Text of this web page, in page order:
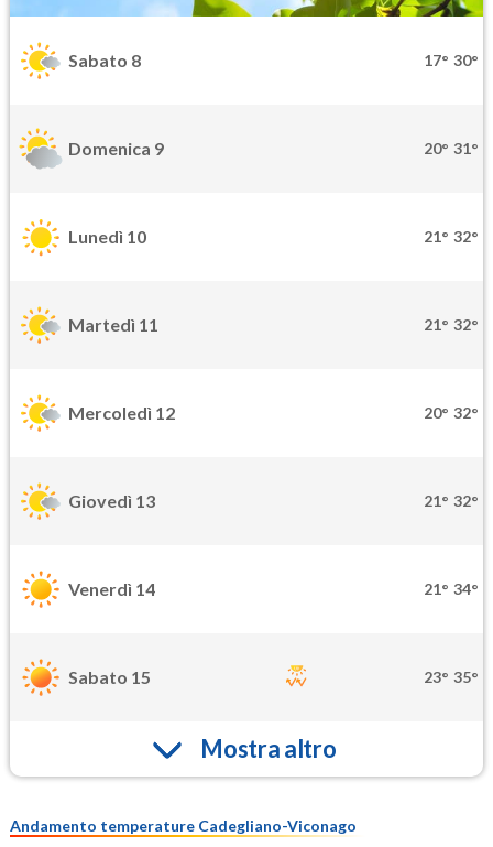
Sabato 8 17° 30°
Domenica 9 20° 31°
Lunedì 10 21° 32°
Martedì 11 21° 32°
Mercoledì 12 20° 32°
Giovedì 13 21° 32°
Venerdì 14 21° 34°
Sabato 15 23° 35°
Mostra altro
Andamento temperature Cadegliano-Viconago